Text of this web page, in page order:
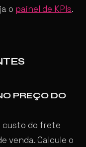
o painel de KPIs.
PREÇO DO
custo do frete
venda. Calcule o